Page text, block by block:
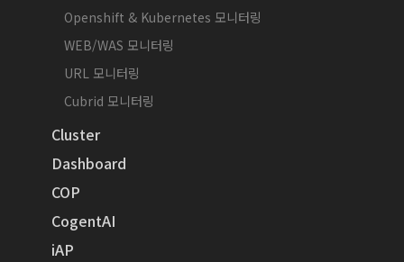
Openshift & Kubernetes 모니터링
WEB/WAS 모니터링
URL 모니터링
Cubrid 모니터링
Cluster
Dashboard
COP
CogentAI
iAP